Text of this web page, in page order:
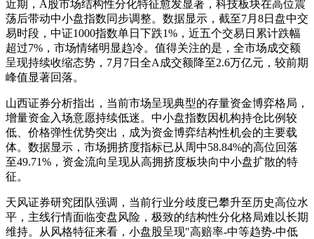
近期，A股市场结构性分化特征愈发显著，科技板块在高位震
荡后带动中小盘指数同步调整。数据显示，截至7月8日盘中交
易时段，中证1000指数单日下跌1%，近五个交易日累计跌幅
超过7%，市场情绪明显趋冷。值得关注的是，全市场成交额
呈现持续收缩态势，7月7日全A成交额降至2.6万亿元，较前期
峰值显著回落。
山西证券分析指出，当前市场呈现典型的存量资金博弈格局，
增量资金入场意愿持续低迷。中小盘指数因机构持仓比例较
低、价格弹性优势突出，成为资金博弈结构性机会的主要载
体。数据显示，市场拥挤度指标已从周中58.84%的高位回落
至49.71%，资金流向呈现从高拥挤度板块向中小盘扩散的特
征。
天风证券研究团队强调，当前行业分歧度已攀升至历史高位水
平，主线行情面临变盘风险，极致的结构性分化格局难以长期
维持。从风格特征来看，小盘股呈现"高赔率-中等趋势-中低